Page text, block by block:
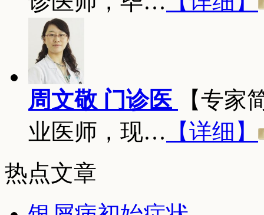
周文敬 门诊医
【专家
业医师，现… 【详细】
热点文章